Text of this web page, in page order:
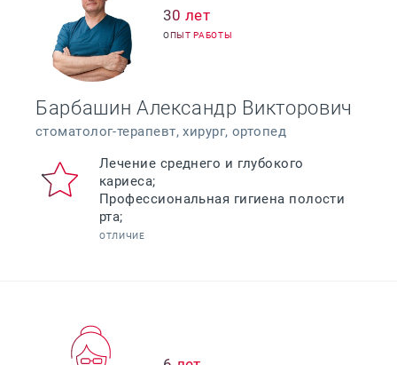
30 лет
ОПЫТ РАБОТЫ
Барбашин Александр Викторович
стоматолог-терапевт, хирург, ортопед
Лечение среднего и глубокого
кариеса;
Профессиональная гигиена полости
ОТЛИЧИЕ